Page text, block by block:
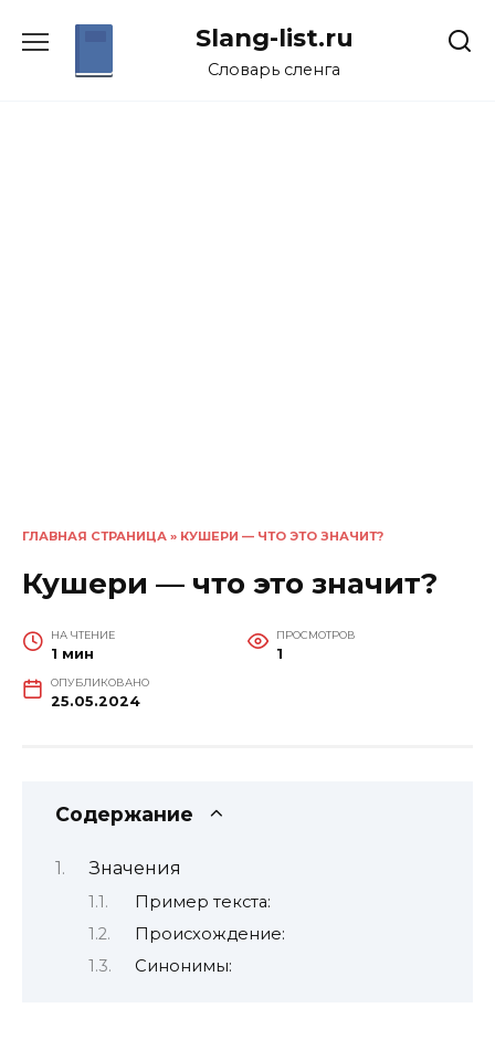
Slang-list.ru
Словарь сленга
ГЛАВНАЯ СТРАНИЦА » КУШЕРИ — ЧТО ЭТО ЗНАЧИТ?
Кушери — что это значит?
НА ЧТЕНИЕ
1 мин
ПРОСМОТРОВ
1
ОПУБЛИКОВАНО
25.05.2024
Содержание
Значения
Пример текста:
Происхождение:
Синонимы: